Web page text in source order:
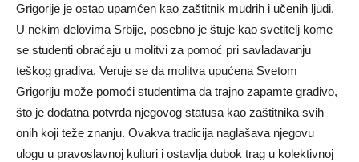
Grigorije je ostao upamćen kao zaštitnik mudrih i učenih ljudi.
U nekim delovima Srbije, posebno je štuje kao svetitelj kome
se studenti obraćaju u molitvi za pomoć pri savladavanju
teškog gradiva. Veruje se da molitva upućena Svetom
Grigoriju može pomoći studentima da trajno zapamte gradivo,
što je dodatna potvrda njegovog statusa kao zaštitnika svih
onih koji teže znanju. Ovakva tradicija naglašava njegovu
ulogu u pravoslavnoj kulturi i ostavlja dubok trag u kolektivnoj